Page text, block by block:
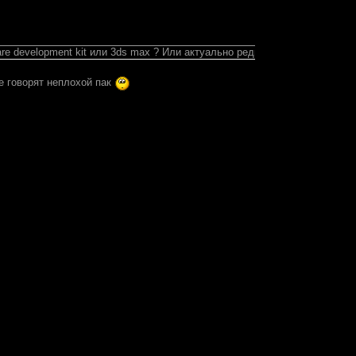
development kit или 3ds max ? Или актуально редко, но только
неплохой пак